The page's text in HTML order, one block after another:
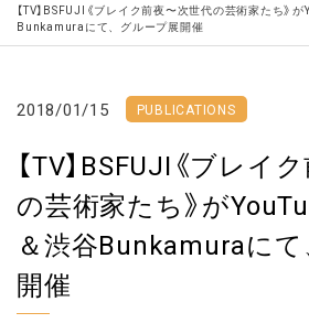
【TV】BSFUJI《ブレイク前夜〜次世代の芸術家たち》
Bunkamuraにて、グループ展開催
2018/01/15 PUBLICATIONS
【TV】BSFUJI《ブレイ
の芸術家たち》が
＆渋谷Bunkamuraに
開催